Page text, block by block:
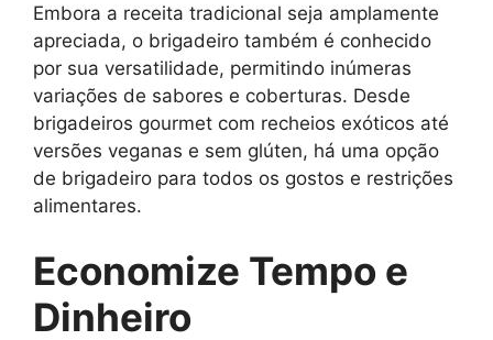
Embora a receita tradicional seja amplamente
apreciada, o brigadeiro também é conhecido
por sua versatilidade, permitindo inúmeras
variações de sabores e coberturas. Desde
brigadeiros gourmet com recheios exóticos até
versões veganas e sem glúten, há uma opção
de brigadeiro para todos os gostos e restrições
alimentares.
Economize Tempo e
Dinheiro